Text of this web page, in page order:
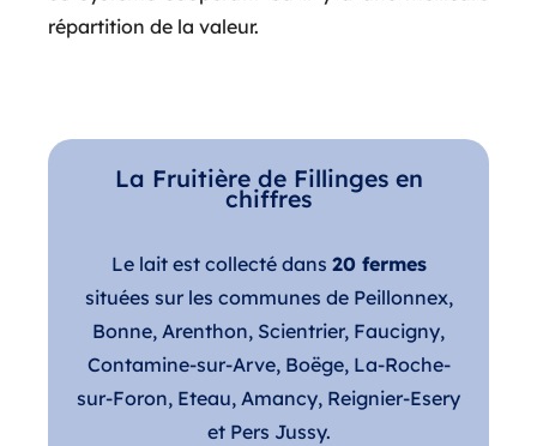
répartition de la valeur.
La Fruitière de Fillinges en
chiffres
Le lait est collecté dans 20 fermes
situées sur les communes de Peillonnex,
Bonne, Arenthon, Scientrier, Faucigny,
Contamine-sur-Arve, Boëge, La-Roche-
sur-Foron, Eteau, Amancy, Reignier-Esery
et Pers Jussy.